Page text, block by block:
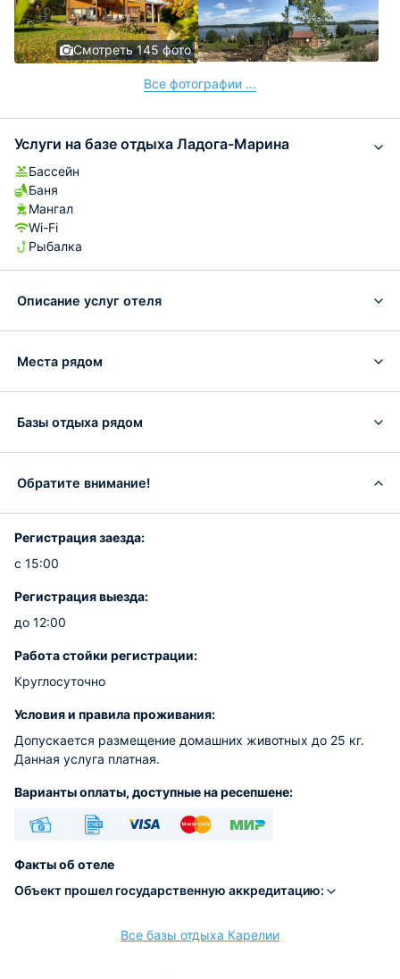
Смотреть 145 фото
Все фотографии ...
Услуги на базе отдыха Ладога-Марина
Бассейн
Баня
Мангал
Wi-Fi
Рыбалка
Описание услуг отеля
Места рядом
Базы отдыха рядом
Обратите внимание!
Регистрация заезда:
с 15:00
Регистрация выезда:
до 12:00
Работа стойки регистрации:
Круглосуточно
Условия и правила проживания:
Допускается размещение домашних животных до 25 кг.
Данная услуга платная.
Варианты оплаты, доступные на ресепшене:
Факты об отеле
Объект прошел государственную аккредитацию:
Все базы отдыха Карелии